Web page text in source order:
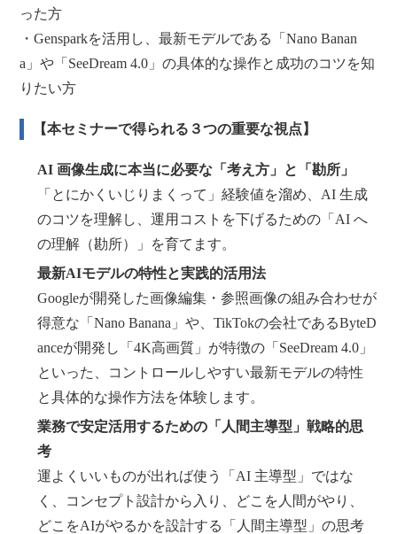
った方
・Gensparkを活用し、最新モデルである「Nano Banan
a」や「SeeDream 4.0」の具体的な操作と成功のコツを知
りたい方
【本セミナーで得られる３つの重要な視点】
AI 画像生成に本当に必要な「考え方」と「勘所」
「とにかくいじりまくって」経験値を溜め、AI 生成
のコツを理解し、運用コストを下げるための「AI へ
の理解（勘所）」を育てます。
最新AIモデルの特性と実践的活用法
Googleが開発した画像編集・参照画像の組み合わせが
得意な「Nano Banana」や、TikTokの会社であるByteD
anceが開発し「4K高画質」が特徴の「SeeDream 4.0」
といった、コントロールしやすい最新モデルの特性
と具体的な操作方法を体験します。
業務で安定活用するための「人間主導型」戦略的思
考
運よくいいものが出れば使う「AI 主導型」ではな
く、コンセプト設計から入り、どこを人間がやり、
どこをAIがやるかを設計する「人間主導型」の思考